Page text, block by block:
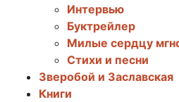
Интервью
Буктрейлер
Милые сердцу
Стихи и песни
Зверобой и Заславская
Книги